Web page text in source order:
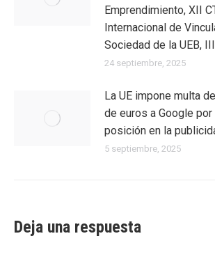
Emprendimiento, XII
Internacional de
Sociedad de la UEB,
24 septiembre, 2025
La UE impone multa
de euros a Google
posición en la
5 septiembre, 2025
Deja una respuesta